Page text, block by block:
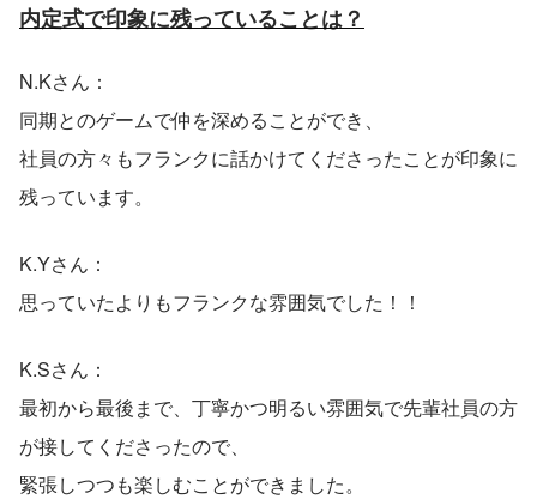
内定式で印象に残っていることは？
N.Kさん：
同期とのゲームで仲を深めることができ、
社員の方々もフランクに話かけてくださったことが印象に
残っています。
K.Yさん：
思っていたよりもフランクな雰囲気でした！！
K.Sさん：
最初から最後まで、丁寧かつ明るい雰囲気で先輩社員の方
が接してくださったので、
緊張しつつも楽しむことができました。